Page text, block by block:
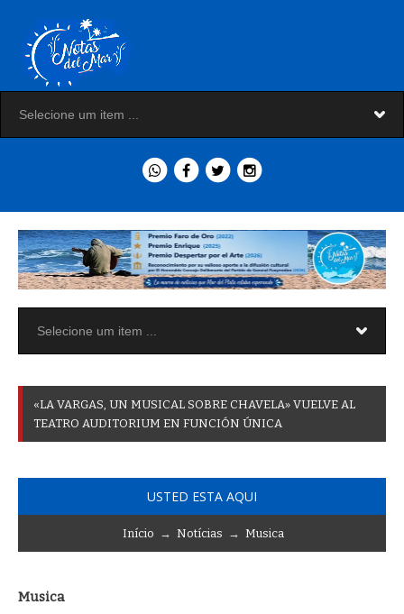
«LA VARGAS UN MUSICAL SOBRE CHAVELA» VUELVE AL
TEATRO AUDITORIUM EN FUNCIÓN ÚNICA
USTED ESTA AQUI
Início → Notícias → Musica
Musica